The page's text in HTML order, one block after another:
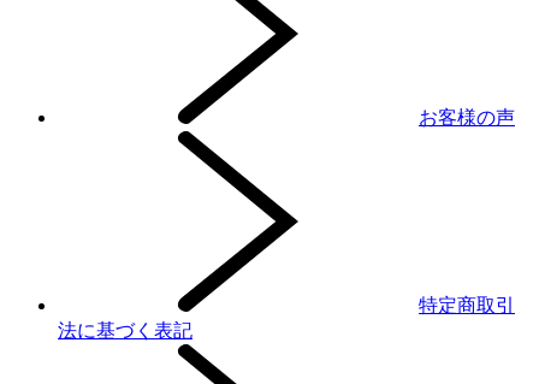
お客様の声
特定商取引
法に基づく表記